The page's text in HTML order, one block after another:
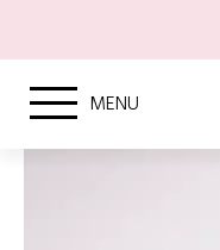
MENU